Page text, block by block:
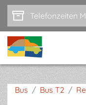
Zum Hauptinhalt
Bus / Bus T2 /